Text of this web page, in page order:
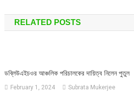
navigation
RELATED POSTS
ডব্লিউএইচওর আঞ্চলিক পরিচালকের দায়িত্ব নিলেন পুতুল
February 1, 2024 Subrata Mukerjee